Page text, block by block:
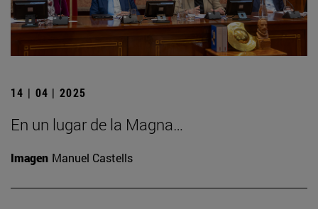
14 | 04 | 2025
En un lugar de la Magna…
Imagen Manuel Castells